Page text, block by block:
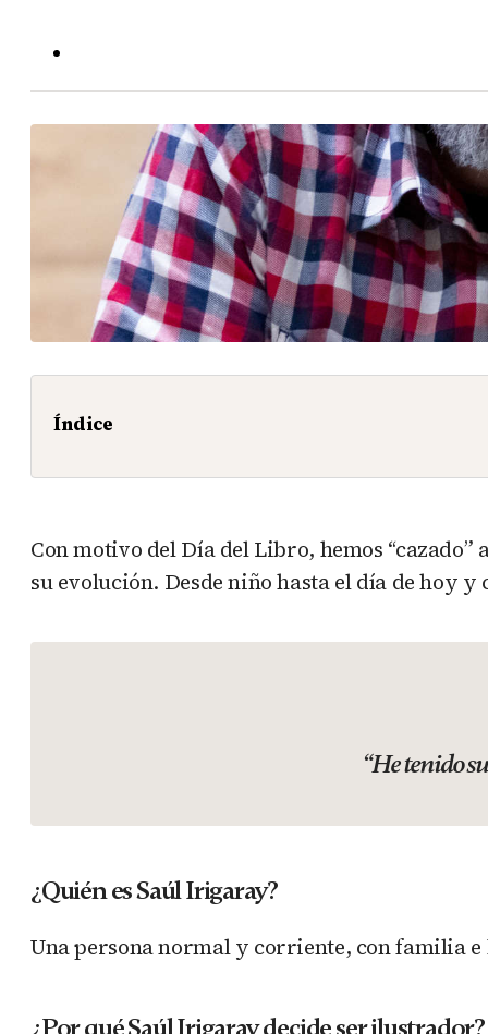
Índice
Con motivo del Día del Libro, hemos “cazado”
su evolución. Desde niño hasta el día de hoy
“He tenido
¿Quién es Saúl Irigaray?
Una persona normal y corriente, con familia